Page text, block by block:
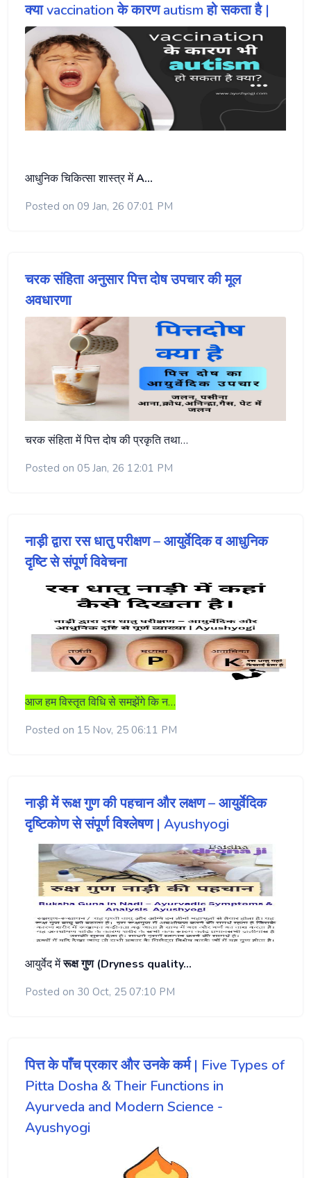
क्या vaccination के कारण autism हो सकता है |
आधुनिक चिकित्सा शास्त्र मेंA…
Posted on 09 Jan, 26 07:01 PM
चरक संहिता अनुसार पित्त दोष उपचार की मूल
अवधारणा
चरक संहिता में पित्त दोष की प्रकृति तथा…
Posted on 05 Jan, 26 12:01 PM
नाड़ी द्वारा रस धातु परीक्षण – आयुर्वेदिक व आधुनिक
दृष्टि से संपूर्ण विवेचना
आज हम विस्तृत विधि से समझेंगे कि न…
Posted on 15 Nov, 25 06:11 PM
नाड़ी में रूक्ष गुण की पहचान और लक्षण – आयुर्वेदिक
दृष्टिकोण से संपूर्ण विश्लेषण | Ayushyogi
आयुर्वेद मेंरूक्ष गुण (Dryness quality…
Posted on 30 Oct, 25 07:10 PM
पित्त के पाँच प्रकार और उनके कर्म | Five Types of
Pitta Dosha & Their Functions in
Ayurveda and Modern Science -
Ayushyogi